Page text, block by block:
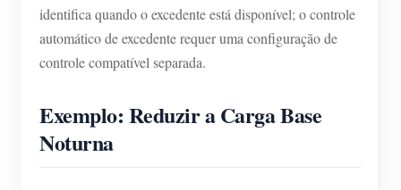
identifica quando o excedente está disponível; o controle
automático de excedente requer uma configuração de
controle compatível separada.
Exemplo: Reduzir a Carga Base
Noturna